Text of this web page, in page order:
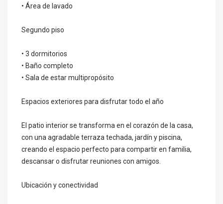
• Área de lavado
Segundo piso
• 3 dormitorios
• Baño completo
• Sala de estar multipropósito
Espacios exteriores para disfrutar todo el año
El patio interior se transforma en el corazón de la casa,
con una agradable terraza techada, jardín y piscina,
creando el espacio perfecto para compartir en familia,
descansar o disfrutar reuniones con amigos.
Ubicación y conectividad